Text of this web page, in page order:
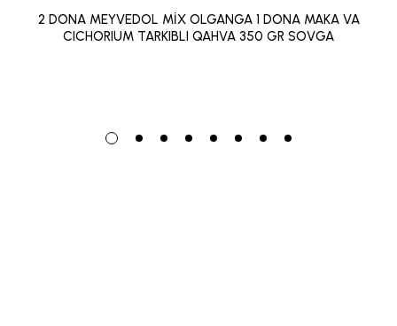
2 DONA MEYVEDOL MİX OLGANGA 1 DONA MAKA VA
CICHORIUM TARKIBLI QAHVA 350 GR SOVGA